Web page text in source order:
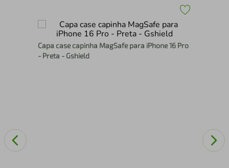
Capa case capinha MagSafe para iPhone 16 Pro
- Preta - Gshield